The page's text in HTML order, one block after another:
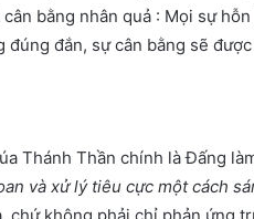
bằng nhân quả : Mọi sự
đắn, sự cân bằng sẽ
Thánh Thần chính là Đấng
và xử lý tiêu cực một cách